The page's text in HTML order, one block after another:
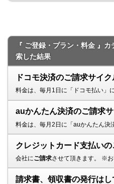
『 ご登録・プラン・料金 』
索した結果
ドコモ決済のご請求サイ
料金は、毎月1日に「ドコモ払い」
auかんたん決済のご請求
料金は、毎月2日に「auかんたん決
クレジットカード支払い
会社にご請求させて頂きます。 ※
請求書、領収書の発行は